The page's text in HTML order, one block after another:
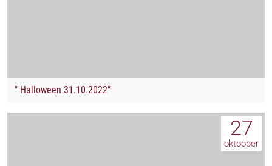
" Halloween 31.10.2022"
27
oktoober